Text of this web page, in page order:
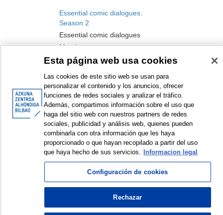
Essential comic dialogues.
Season 2
Essential comic dialogues
Meeting
2022
< Items sorted by: 1 to 3 of 3
© Azkuna Zentroa - Alhóndiga Bilbao
Esta página web usa cookies
Las cookies de este sitio web se usan para
personalizar el contenido y los anuncios, ofrecer
funciones de redes sociales y analizar el tráfico.
Además, compartimos información sobre el uso que
haga del sitio web con nuestros partners de redes
sociales, publicidad y análisis web, quienes pueden
combinarla con otra información que les haya
proporcionado o que hayan recopilado a partir del uso
que haya hecho de sus servicios.
Informacion legal
Configuración de cookies
Rechazar